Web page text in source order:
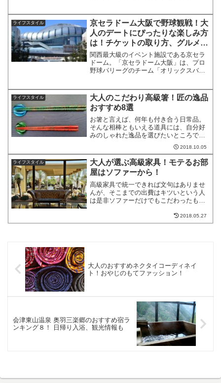
然を満喫できるキャンプ場などがたくさ
んあります。神奈川おす...
ライフスタイル
京セラドーム大阪で野球観戦！大
人のデートにぴったりな楽しみ方
は！チケットの取り方、グルメや
ホテル情報も！
関西最大級のイベント施設である京セラ
ドーム。「京セラドーム大阪」は、プロ
野球パリーグのチーム「オリックスバフ
のプロ野球公式戦の他、同じ関西の人気
球団「阪神タイガース」が...
ライフスタイル
大人のこだわり高級箸！匠の逸品
おすすめ8選
お箸と言えば、何年も付き合う日常品。
そんな相棒ともいえる道具には、自分好
みのしゃれた逸品を選びたいところで
す。特にこだわりを持つ大人なら、一味
違った高級箸がぴったりでしょう。そこ
で今回は、大人の食事にふさわしい高級
箸のおすすめを、8つ選んで...
2018.10.05
ライフスタイル
大人が選ぶ高級家具！モテるお部
屋はソファーから！
高級家具で統一できれば文句はありませ
んが、そこまでの出費はキツいという人
は是非ソファーだけでもこだわったもの
部屋の雰囲気がソファーだけでガラリと
変わります。失敗しないソファー選び
2018.05.27
大人のおすすめネクタイコーディネイ
ト！おやじのもてファッション！
会津東山温泉 奥羽三楽郷のおすすめ宿ラ
ンキング８！ 日帰り入浴、観光情報も